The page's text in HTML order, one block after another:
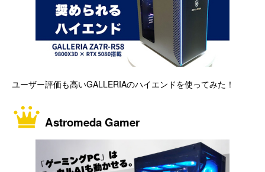
ユーザー評価も高いGALLERIAのハイエンドを使ってみた！
Astromeda Gamer